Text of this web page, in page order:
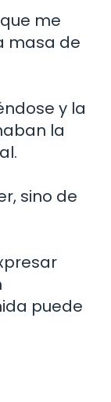
me
masa de
y la
la
sino de
puede